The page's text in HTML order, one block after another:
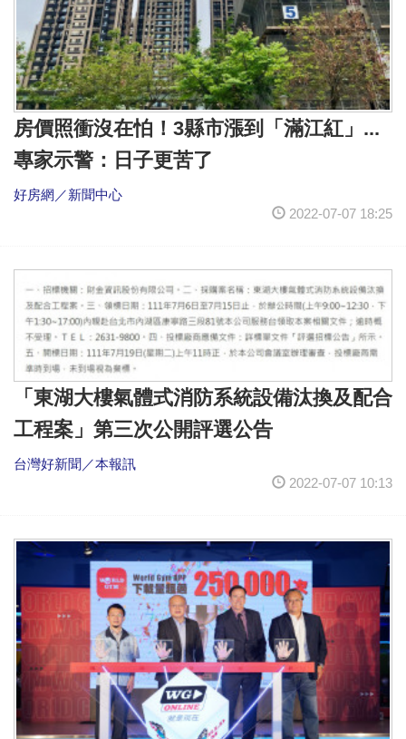
房價照衝沒在怕！3縣市漲到「滿江紅」...
專家示警：日子更苦了
好房網／新聞中心
2022-07-07 18:25
「東湖大樓氣體式消防系統設備汰換及配合
工程案」第三次公開評選公告
台灣好新聞／本報訊
2022-07-07 10:13